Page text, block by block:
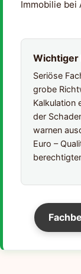
Immobilie bei
Wichtiger
Seriöse
grobe
Kalkulation
der
warnen
Euro –